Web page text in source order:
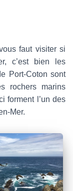
faut visiter si
c’est bien les
Port-Coton sont
rochers marins
forment l’un des
Mer.